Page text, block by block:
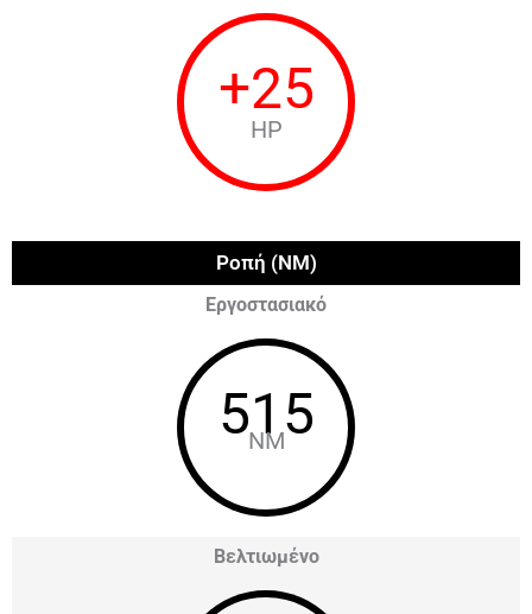
+25
HP
Ροπή (NM)
Εργοστασιακό
515
NM
Βελτιωμένο